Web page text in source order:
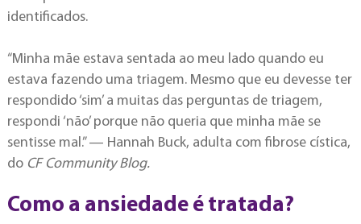
identificados.
“Minha mãe estava sentada ao meu lado quando eu
estava fazendo uma triagem. Mesmo que eu devesse ter
respondido ‘sim’ a muitas das perguntas de triagem,
respondi ‘não’ porque não queria que minha mãe se
sentisse mal.” — Hannah Buck, adulta com fibrose cística,
do CF Community Blog.
Como a ansiedade é tratada?